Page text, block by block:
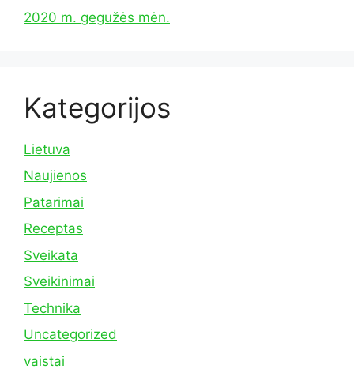
2020 m. gegužės mėn.
Kategorijos
Lietuva
Naujienos
Patarimai
Receptas
Sveikata
Sveikinimai
Technika
Uncategorized
vaistai